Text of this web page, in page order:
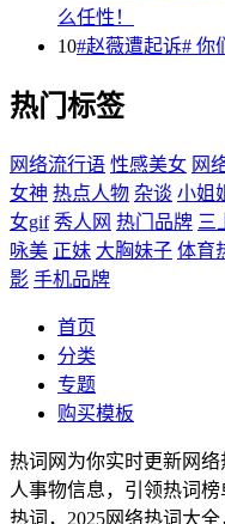
么任性！
10#赵薇遭起诉# 你
热门标签
网络流行语 性感美女 网
女神 热点人物 杂谈 小姐
女gif 秀人网 热门品牌 三
咏美 正妹 大胸妹子 体育
影 手机品牌
首页
分类
专题
购买模板
热词网为你实时更新网
人事物信息，引领热词
热词，2025网络热词大